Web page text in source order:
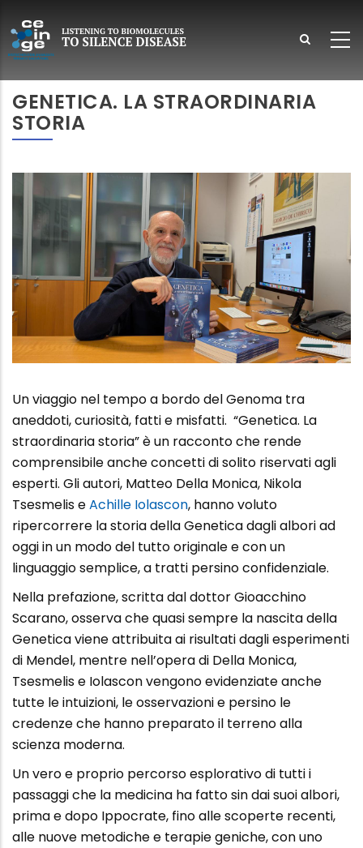
to
main
GENETICA. LA STRAORDINARIA
STORIA
Un viaggio nel tempo a bordo del Genoma tra
aneddoti, curiosità, fatti e misfatti. “Genetica. La
straordinaria storia” è un racconto che rende
comprensibile anche concetti di solito riservati agli
esperti. Gli autori, Matteo Della Monica, Nikola
Tsesmelis eAchille Iolascon, hanno voluto
ripercorrere la storia della Genetica dagli albori ad
oggi in un modo del tutto originale e con un
linguaggio semplice, a tratti persino confidenziale.
Nella prefazione, scritta dal dottor Gioacchino
Scarano, osserva che quasi sempre la nascita della
Genetica viene attribuita ai risultati dagli esperimenti
di Mendel, mentre nell’opera di Della Monica,
Tsesmelis e Iolascon vengono evidenziate anche
tutte le intuizioni, le osservazioni e persino le
credenze che hanno preparato il terreno alla
scienza moderna.
Un vero e proprio percorso esplorativo di tutti i
passaggi che la medicina ha fatto sin dai suoi albori,
prima e dopo Ippocrate, fino alle scoperte recenti,
alle nuove metodiche e terapie geniche, con uno